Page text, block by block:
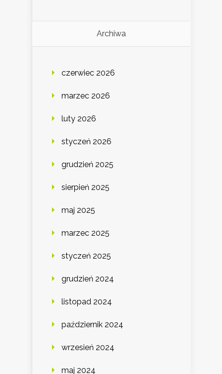
Archiwa
czerwiec 2026
marzec 2026
luty 2026
styczeń 2026
grudzień 2025
sierpień 2025
maj 2025
marzec 2025
styczeń 2025
grudzień 2024
listopad 2024
październik 2024
wrzesień 2024
maj 2024